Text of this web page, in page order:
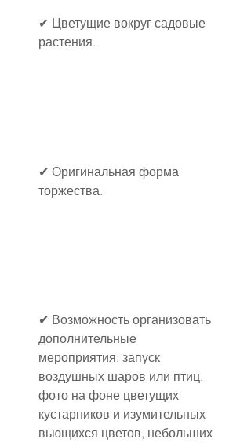
✔ Цветущие вокруг садовые
растения.
✔ Оригинальная форма
торжества.
✔ Возможность организовать
дополнительные
мероприятия: запуск
воздушных шаров или птиц,
фото на фоне цветущих
кустарников и изумительных
вьющихся цветов, небольших